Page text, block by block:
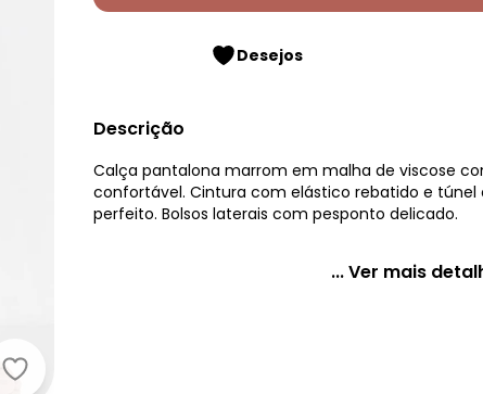
Quintess - Calça Marrom em Malha de Viscose
Desejos
Descrição
Calça pantalona marrom em malha de viscose
confortável. Cintura com elástico rebatido e
perfeito. Bolsos laterais com pesponto delicado.
... Ver mais